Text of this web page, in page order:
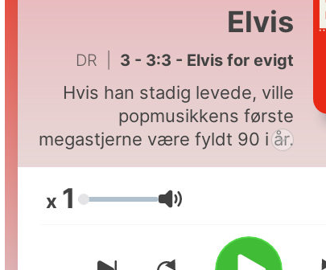
Elvis
DR 3 - 3:3 - Elvis for evigt
Hvis han stadig levede, ville
popmusikkens første
megastjerne være fyldt 90 i år.
Næsten et halvt århundrede
efter hans død tiltrækker Elvis
stadig helt unge fans, som
fascineres af hans musik, hans
monumentale storhed og hans
עוצמת שמע 1